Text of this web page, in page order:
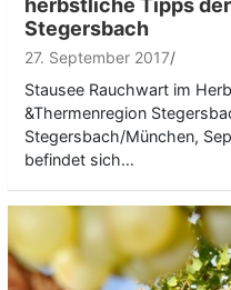
Stegersbach
27. September 2017
Stausee Rauchwart im
&Thermenregion
Stegersbach/München,
befindet sich…